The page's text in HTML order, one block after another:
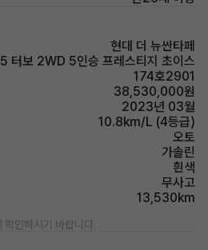
현대 더 뉴싼타페
터보 2WD 5인승 프레스티지 초이스
174호2901
38,530,000원
2023년 03월
10.8km/L (4등급)
오토
가솔린
흰색
무사고
13,530km
확인하시기 바랍니다.